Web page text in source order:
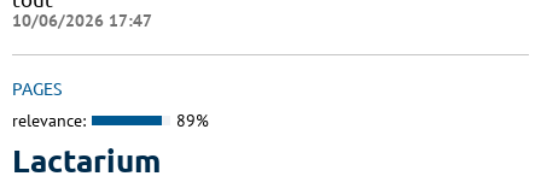
10/06/2026 17:47
PAGES
relevance: 89%
Lactarium